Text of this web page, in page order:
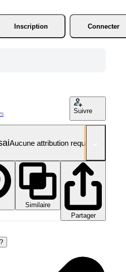
Inscription
Connecter
Suivre
Aucune attribution requise
Similaire
Partager